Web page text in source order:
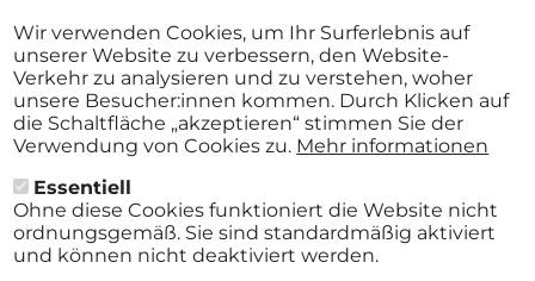
-
Aug.
29
2026
ab€ 40,00
Wir verwenden Cookies, um Ihr Surferlebnis auf
unserer Website zu verbessern, den Website-
Verkehr zu analysieren und zu verstehen, woher
unsere Besucher:innen kommen. Durch Klicken auf
die Schaltfläche „akzeptieren“ stimmen Sie der
Verwendung von Cookies zu. Mehr informationen
Essentiell
Ohne diese Cookies funktioniert die Website nicht
ordnungsgemäß. Sie sind standardmäßig aktiviert
und können nicht deaktiviert werden.